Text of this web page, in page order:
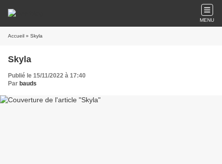
MENU
Accueil » Skyla
Skyla
Publié le 15/11/2022 à 17:40
Par bauds